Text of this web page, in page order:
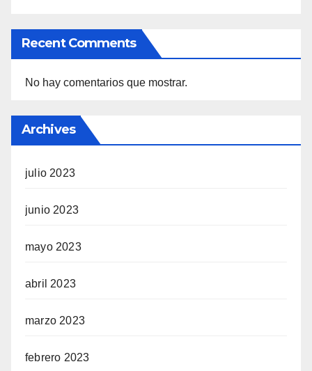
Recent Comments
No hay comentarios que mostrar.
Archives
julio 2023
junio 2023
mayo 2023
abril 2023
marzo 2023
febrero 2023